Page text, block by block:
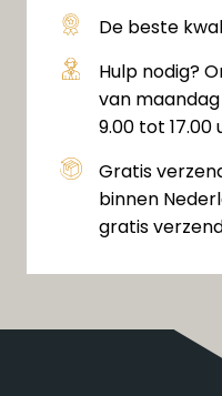
De beste
Hulp nodig?
van
9.00 tot 17.00
Gratis
binnen
gratis